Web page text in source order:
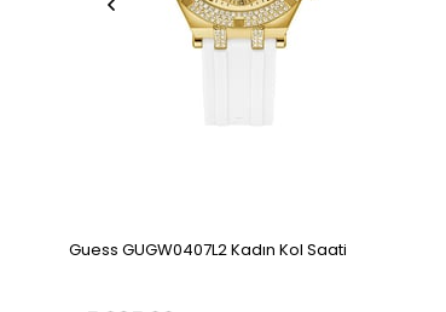
Guess GUGW0407L2 Kadın Kol Saati